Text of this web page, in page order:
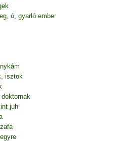
ó, gyarló ember
isztok
juh